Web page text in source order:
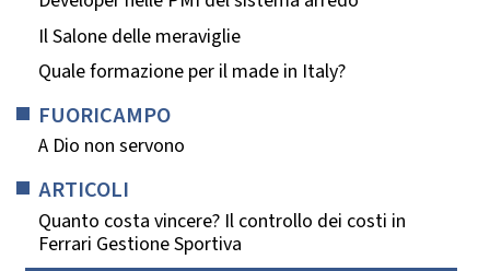
Il Salone delle meraviglie
Quale formazione per il made in Italy?
FUORICAMPO
A Dio non servono
ARTICOLI
Quanto costa vincere? Il controllo dei costi in
Ferrari Gestione Sportiva